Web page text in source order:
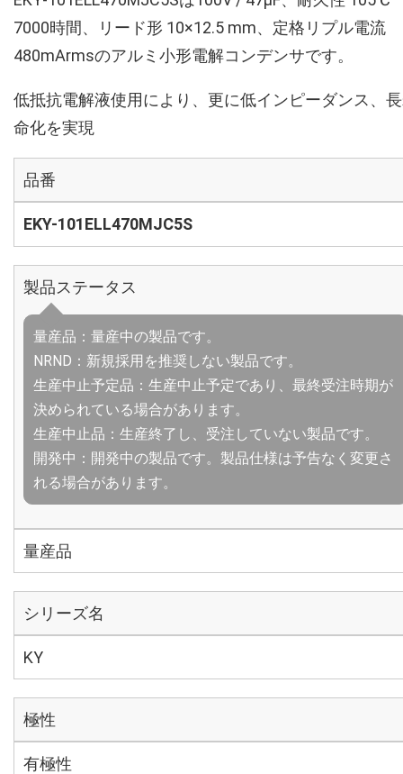
7000時間、リード形 10×12.5 mm、定格リプル電流
480mArmsのアルミ小形電解コンデンサです。
低抵抗電解液使用により、更に低インピーダンス、
命化を実現
品番
EKY-101ELL470MJC5S
製品ステータス
量産品：量産中の製品です。
NRND：新規採用を推奨しない製品です。
生産中止予定品：生産中止予定であり、最終受注時期が
決められている場合があります。
生産中止品：生産終了し、受注していない製品です。
開発中：開発中の製品です。製品仕様は予告なく変更さ
れる場合があります。
量産品
シリーズ名
KY
極性
有極性